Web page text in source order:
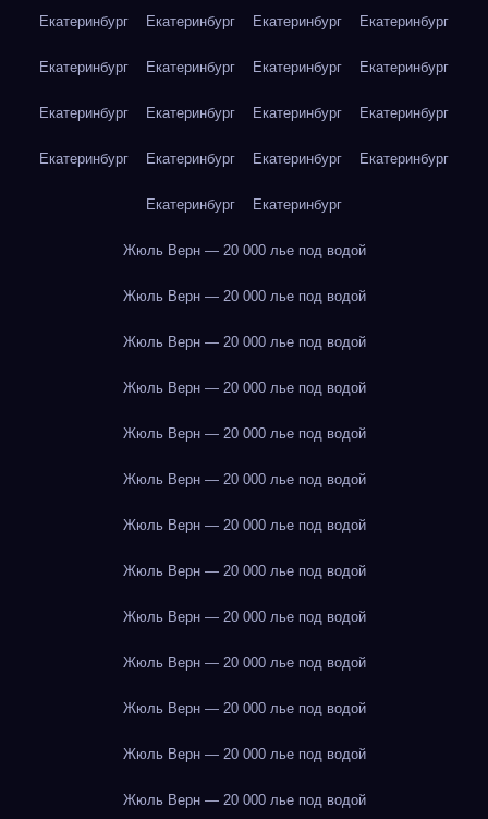
Екатеринбург Екатеринбург Екатеринбург Екатеринбург
Екатеринбург Екатеринбург Екатеринбург Екатеринбург
Екатеринбург Екатеринбург Екатеринбург Екатеринбург
Екатеринбург Екатеринбург Екатеринбург Екатеринбург
Екатеринбург Екатеринбург
Жюль Верн — 20 000 лье под водой
Жюль Верн — 20 000 лье под водой
Жюль Верн — 20 000 лье под водой
Жюль Верн — 20 000 лье под водой
Жюль Верн — 20 000 лье под водой
Жюль Верн — 20 000 лье под водой
Жюль Верн — 20 000 лье под водой
Жюль Верн — 20 000 лье под водой
Жюль Верн — 20 000 лье под водой
Жюль Верн — 20 000 лье под водой
Жюль Верн — 20 000 лье под водой
Жюль Верн — 20 000 лье под водой
Жюль Верн — 20 000 лье под водой